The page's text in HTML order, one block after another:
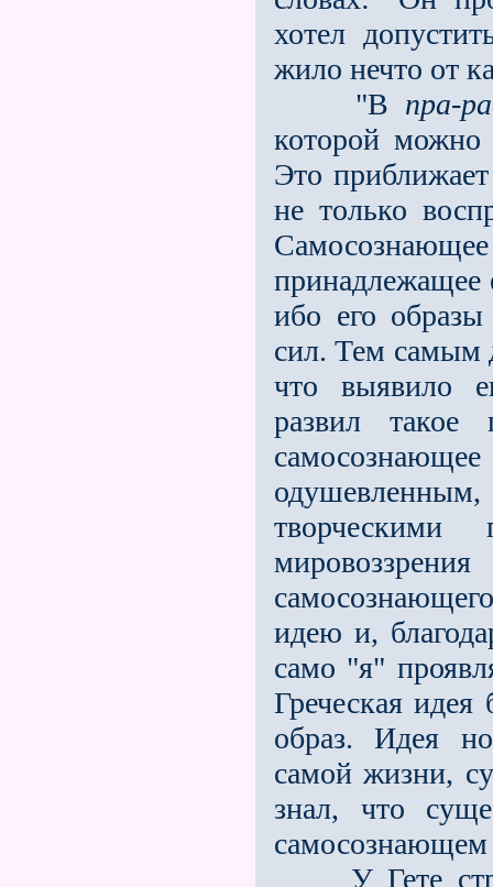
хотел
жило нечто от
"В пра-
которой можно
Это
не только
принадлежащее
ибо его образы
сил. Тем самым
что выявило
развил такое
творческими
идею и,
само "я"
Греческая идея
образ. Идея
самой жизни,
знал, что
самосознающем
У Гете